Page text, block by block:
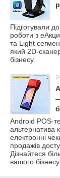
Підготували
роботи з
та Light
який 2D-
бізнесу.
Android POS-
альтернатива
електронні
продажів
Дізнайтеся
вашого бізнесу.